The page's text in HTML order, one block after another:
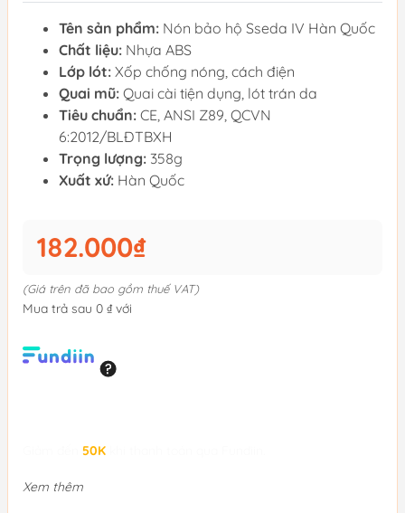
Tên sản phẩm: Nón bảo hộ Sseda IV Hàn Quốc
Chất liệu: Nhựa ABS
Lớp lót: Xốp chống nóng, cách điện
Quai mũ: Quai cài tiện dụng, lót trán da
Tiêu chuẩn: CE, ANSI Z89, QCVN
6:2012/BLĐTBXH
Trọng lượng: 358g
Xuất xứ: Hàn Quốc
182.000₫
(Giá trên đã bao gồm thuế VAT)
Mua trả sau 0 ₫ với
50K
Xem thêm